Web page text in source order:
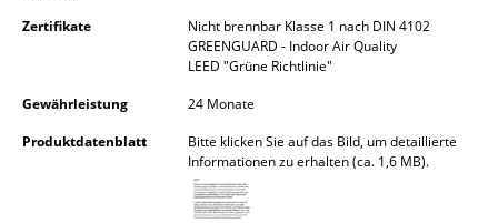
Zuhause
Wohnzimmer
Zertifikate
Nicht brennbar Klasse 1 nach DIN 4102
GREENGUARD - Indoor Air Quality
LEED "Grüne Richtlinie"
Gewährleistung
24 Monate
Produktdatenblatt
Bitte klicken Sie auf das Bild, um detaillierte
Informationen zu erhalten (ca. 1,6 MB).